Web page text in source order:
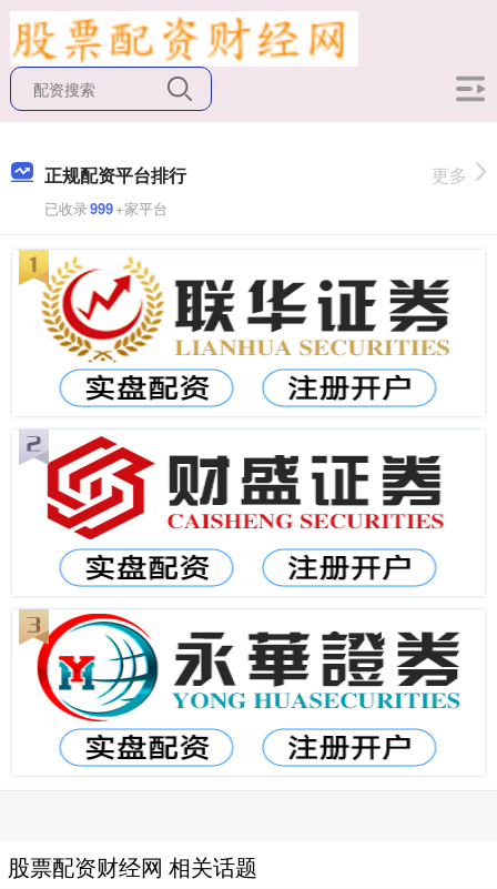
正规配资平台排行
已收录999+家平台
更多
股票配资财经网 相关话题